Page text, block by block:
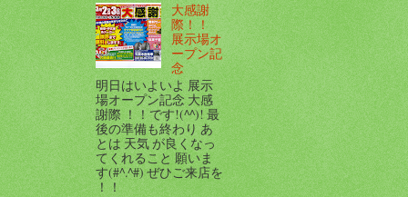
大感謝
際！！
展示場オ
ープン記
念
明日はいよいよ 展示
場オープン記念 大感
謝際 ！！です!(^^)! 最
後の準備も終わり あ
とは 天気 が良くなっ
てくれること 願いま
す(#^.^#) ぜひご来店を
！！